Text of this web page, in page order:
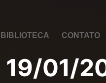
BIBLIOTECA CONTATO
19/01/